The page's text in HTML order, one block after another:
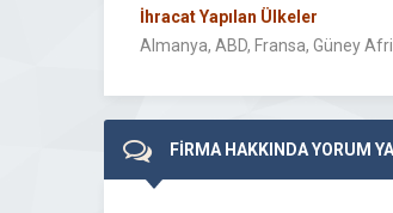
İhracat Yapılan Ülkeler
Almanya, ABD, Fransa, Güney
FİRMA HAKKINDA YORUM